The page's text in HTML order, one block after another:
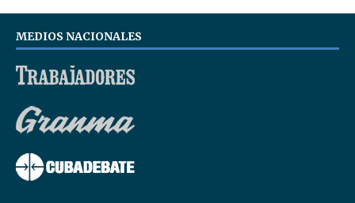
MEDIOS NACIONALES